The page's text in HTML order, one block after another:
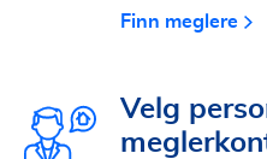
Finn meglere
Velg